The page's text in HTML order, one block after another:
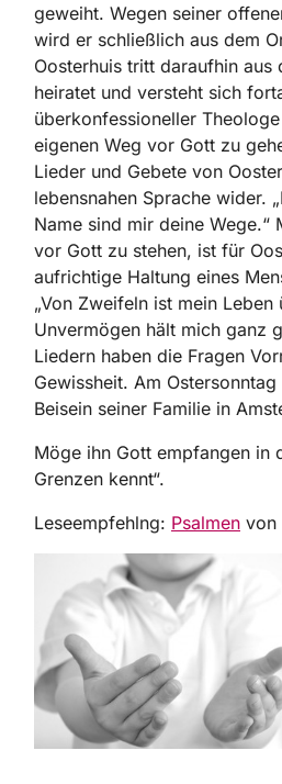
geweiht. Wegen seiner
wird er schließlich aus dem
Oosterhuis tritt daraufhin aus
heiratet und versteht sich
überkonfessioneller
eigenen Weg vor Gott zu
Lieder und Gebete von
lebensnahen Sprache wider.
Name sind mir deine Wege.“
vor Gott zu stehen, ist für
aufrichtige Haltung eines
„Von Zweifeln ist mein
Unvermögen hält mich ganz
Liedern haben die Fragen
Gewissheit. Am
Beisein seiner Familie in
Möge ihn Gott empfangen in
Grenzen kennt“.
Leseempfehlng: Psalmen von